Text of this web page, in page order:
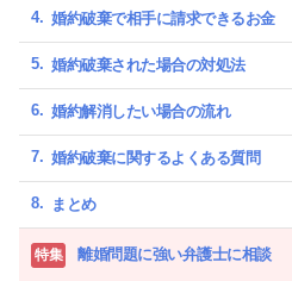
婚約破棄で相手に請求できるお金
婚約破棄された場合の対処法
婚約解消したい場合の流れ
婚約破棄に関するよくある質問
まとめ
特集 離婚問題に強い弁護士に相談